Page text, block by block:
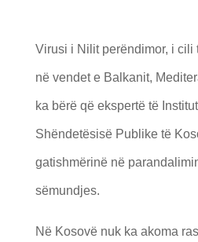
Virusi i Nilit perëndimor, i cili
në vendet e Balkanit,
ka bërë që ekspertë të
Shëndetësisë Publike të
gatishmërinë në
sëmundjes.
Në Kosovë nuk ka akoma